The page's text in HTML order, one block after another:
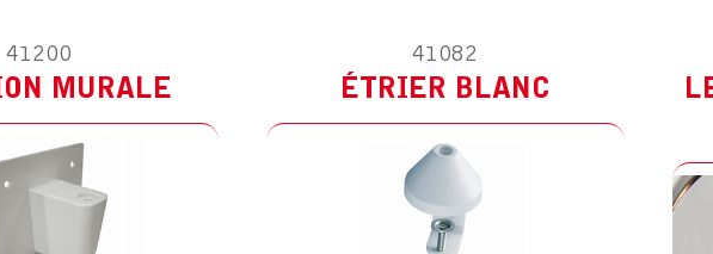
41200
MURALE
41082
ÉTRIER BLANC
ACCESSOIRE POUR WAVE LED 3.5D
ESD ANTISTATIQUE
LENTILLE SECONDAIRE 6D
ACCESSOIRE POUR WAVE
ESD ANTISTATIQUE